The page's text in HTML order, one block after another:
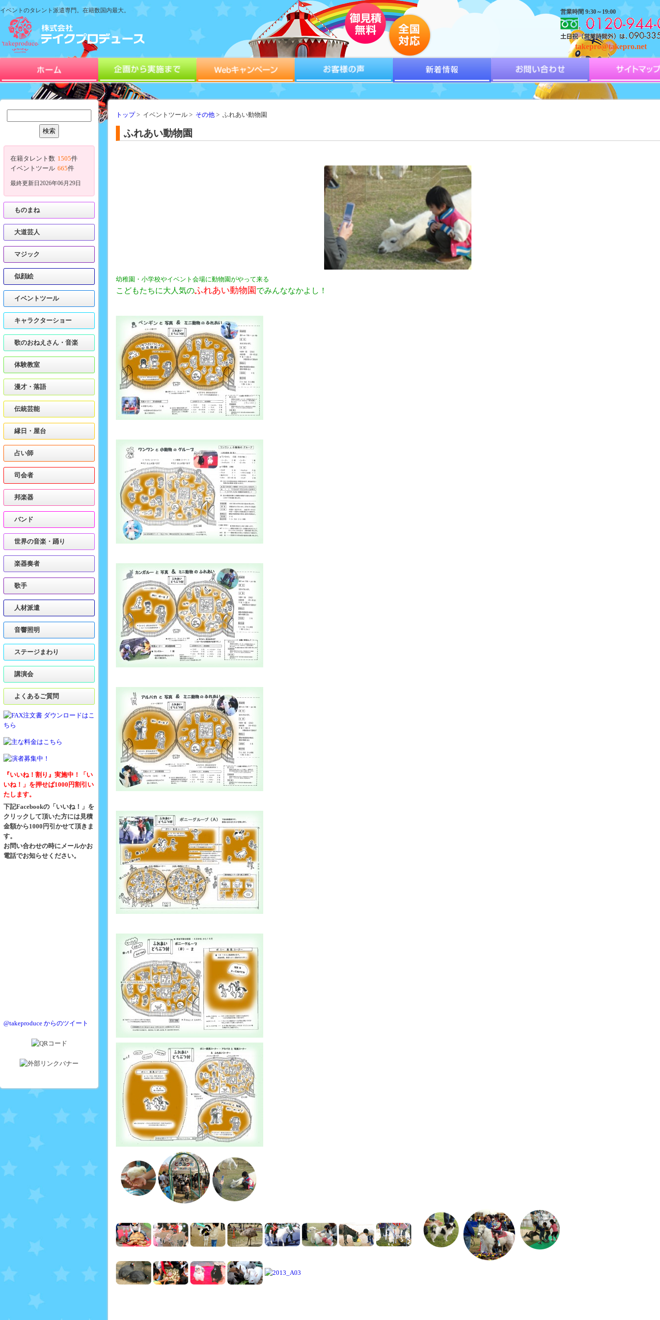
イベントのタレント派遣専門。在籍数国内最大。 営業時間 9:30～19:00
takepro@takepro.net
トップ> イベントツール > その他 > ふれあい動物園
ふれあい動物園
幼稚園・小学校やイベント会場に動物園がやって来る
こどもたちに大人気のふれあい動物園でみんななかよし！
在籍タレント数 1505件
イベントツール 665件
最終更新日2026年06月29日
ものまね
大道芸人
マジック
似顔絵
イベントツール
キャラクターショー
歌のおねえさん・音楽
体験教室
漫才・落語
伝統芸能
縁日・屋台
占い師
司会者
邦楽器
バンド
世界の音楽・踊り
楽器奏者
歌手
人材派遣
音響照明
ステージまわり
講演会
よくあるご質問
『いいね！割り』実施中！「い
いね！」を押せば1000円割引い
たします。
下記Facebookの「いいね！」を
クリックして頂いた方には見積
金額から1000円引かせて頂きま
す。
お問い合わせの時にメールかお
電話でお知らせください。
@takeproduce からのツイート